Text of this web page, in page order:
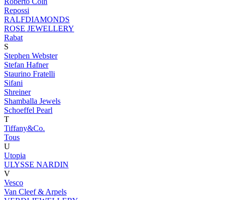
Repossi
RALFDIAMONDS
ROSE JEWELLERY
Rabat
S
Stephen Webster
Stefan Hafner
Staurino Fratelli
Sifani
Shreiner
Shamballa Jewels
Schoeffel Pearl
T
Tiffany&Co.
Tous
U
Utopia
ULYSSE NARDIN
V
Vesco
Van Cleef & Arpels